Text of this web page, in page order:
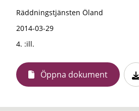
Räddningstjänsten Öland
2014-03-29
4. :ill.
Öppna dokument